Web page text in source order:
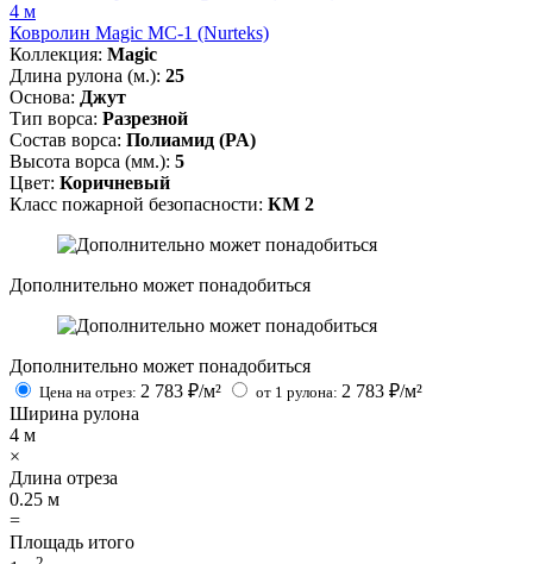
4 м
Ковролин Magic MC-1 (Nurteks)
Коллекция: Magic
Длина рулона (м.): 25
Основа: Джут
Тип ворса: Разрезной
Состав ворса: Полиамид (PA)
Высота ворса (мм.): 5
Цвет: Коричневый
Класс пожарной безопасности: КМ 2
Дополнительно может понадобиться
Дополнительно может понадобиться
Цена на отрез: 2 783 ₽/м² от 1 рулона: 2 783 ₽/м²
Ширина рулона
4 м
×
Длина отреза
0.25 м
=
Площадь итого